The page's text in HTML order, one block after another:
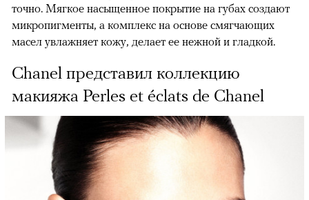
точно. Мягкое насыщенное покрытие на губах создают
микропигменты, а комплекс на основе смягчающих
масел увлажняет кожу, делает ее нежной и гладкой.
Chanel представил коллекцию
макияжа Perles et éclats de Chanel